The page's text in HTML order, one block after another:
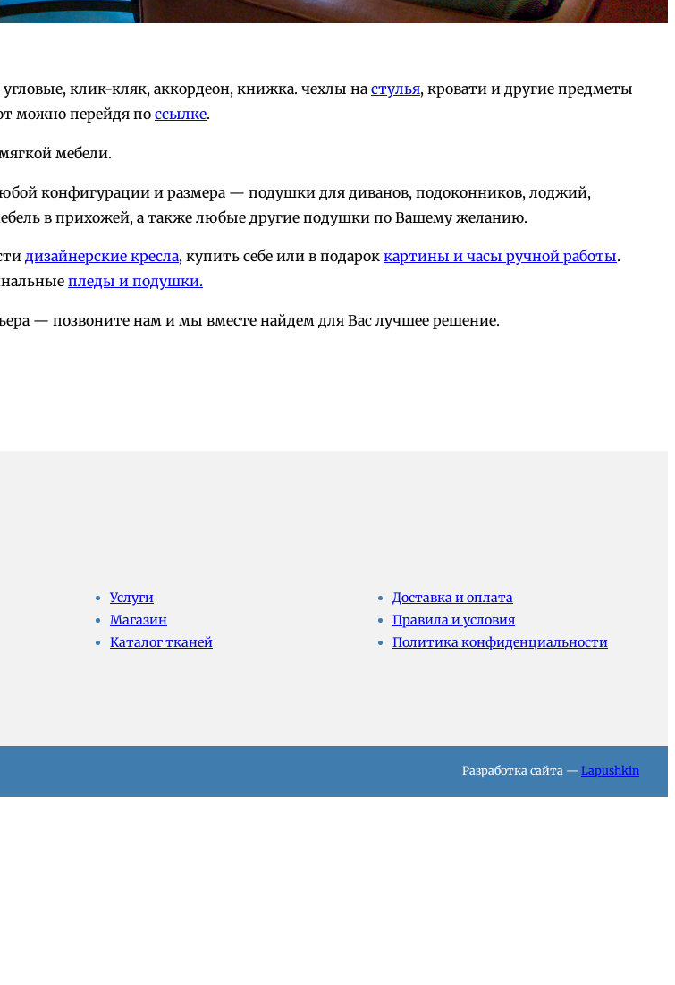
клик-кляк, аккордеон, книжка. чехлы на стулья, кровати и другие предметы
можно перейдя по ссылке.
мебели.
конфигурации и размера — подушки для диванов, подоконников, лоджий,
в прихожей, а также любые другие подушки по Вашему желанию.
дизайнерские кресла, купить себе или в подарок картины и часы ручной работы.
пледы и подушки.
— позвоните нам и мы вместе найдем для Вас лучшее решение.
Услуги
Магазин
Каталог тканей
Доставка и оплата
Правила и условия
Политика конфиденциальности
Разработка сайта — Lapushkin